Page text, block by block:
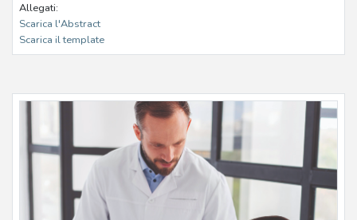
Allegati:
Scarica l'Abstract
Scarica il template